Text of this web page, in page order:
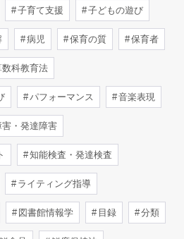
子育て支援 子どもの遊び
病児 保育の質 保育者
科教育法
パフォーマンス 音楽表現
・発達障害
知能検査・発達検査
ライティング指導
図書館情報学 目録 分類